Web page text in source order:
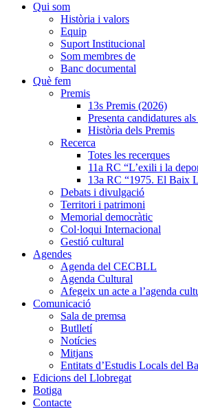
Qui som
Història i valors
Equip
Suport Institucional
Som membres de
Banc documental
Què fem
Premis
13s Premis (2026)
Presenta candidatures
Història dels Premis
Recerca
Totes les recerques
11a RC “L’exili i la
13a RC “1975. El Baix
Debats i divulgació
Territori i patrimoni
Memorial democràtic
Col·loqui Internacional
Gestió cultural
Agendes
Agenda del CECBLL
Agenda Cultural
Afegeix un acte a l’agenda
Comunicació
Sala de premsa
Butlletí
Notícies
Mitjans
Entitats d’Estudis Locals del
Edicions del Llobregat
Botiga
Contacte